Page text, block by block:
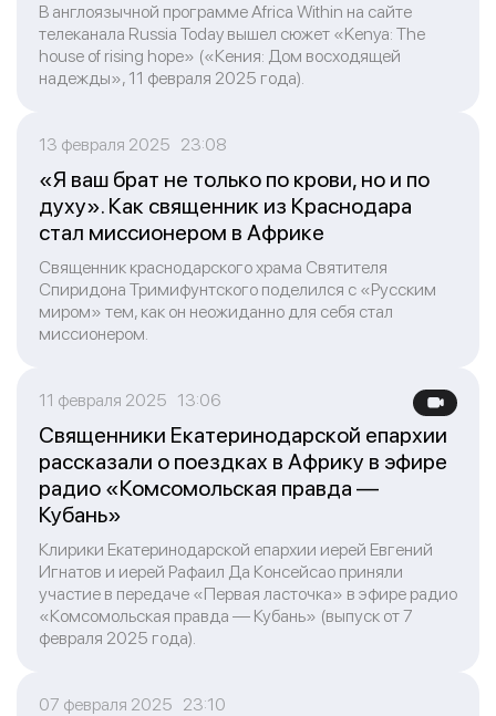
В англоязычной программе Africa Within на сайте
телеканала Russia Today вышел сюжет «Kenya: The
house of rising hope» («Кения: Дом восходящей
надежды», 11 февраля 2025 года).
13 февраля 2025 23:08
«Я ваш брат не только по крови, но и по
духу». Как священник из Краснодара
стал миссионером в Африке
Священник краснодарского храма Святителя
Спиридона Тримифунтского поделился с «Русским
миром» тем, как он неожиданно для себя стал
миссионером.
11 февраля 2025 13:06
Священники Екатеринодарской епархии
рассказали о поездках в Африку в эфире
радио «Комсомольская правда —
Кубань»
Клирики Екатеринодарской епархии иерей Евгений
Игнатов и иерей Рафаил Да Консейсао приняли
участие в передаче «Первая ласточка» в эфире радио
«Комсомольская правда — Кубань» (выпуск от 7
февраля 2025 года).
07 февраля 2025 23:10